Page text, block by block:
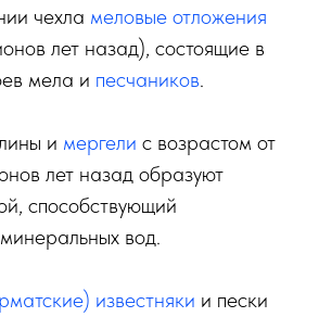
чехла меловые отложения
лет назад), состоящие в
мела и песчаников.
и мергели с возрастом от
лет назад образуют
способствующий
вод.
известняки и пески